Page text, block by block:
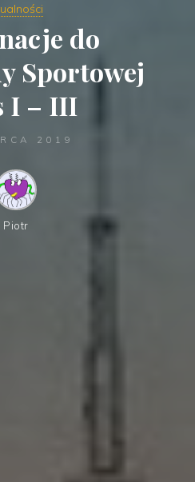
do
Sportowej
I – III
2019
Piotr